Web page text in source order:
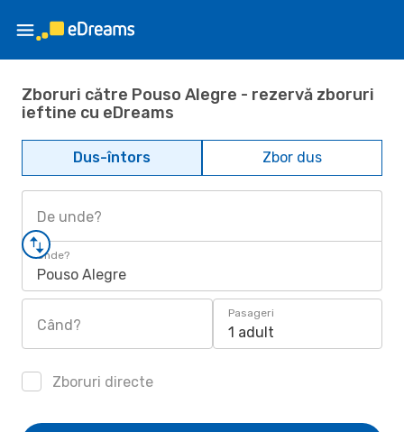
Zboruri către Pouso Alegre - rezervă zboruri
ieftine cu eDreams
Dus-întors Zbor dus
De unde?
Unde?
Pouso Alegre
Când?
Pasageri
1 adult
Zboruri directe